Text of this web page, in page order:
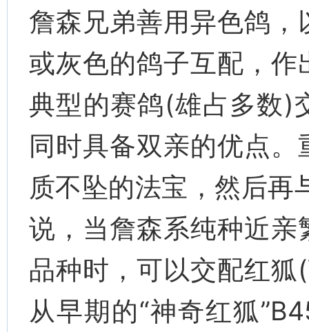
詹森兄弟善用异色鸽
或灰色的鸽子互配，
典型的赛鸽(雄占多数)
同时具备双亲的优点
质不坠的法宝，然后再
说，当詹森系纯种近
品种时，可以交配红
从早期的“神奇红狐